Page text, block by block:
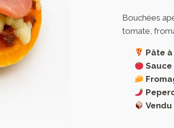
Bouchées
tomate,
Pâte
Vendu